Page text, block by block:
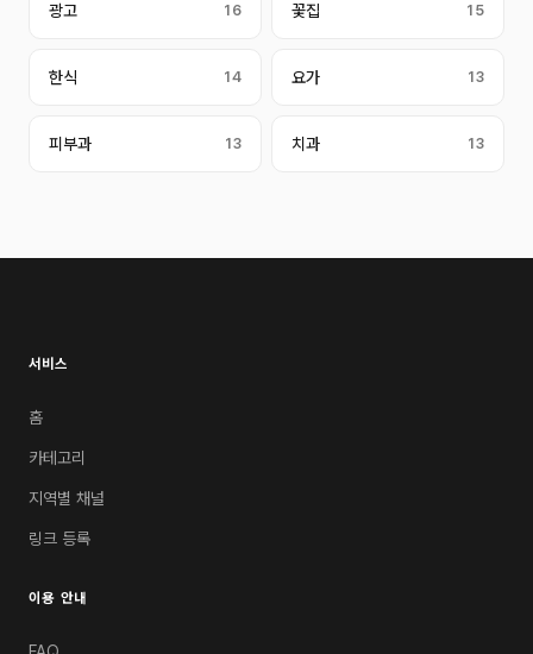
광고 16 꽃집 15
한식 14 요가 13
피부과 13 치과 13
서비스
홈
카테고리
지역별 채널
링크 등록
이용 안내